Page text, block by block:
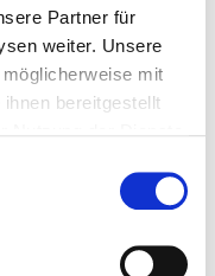
Partner für
weiter. Unsere
mit
bereitgestellt
Sie sparen sich
anfallenden